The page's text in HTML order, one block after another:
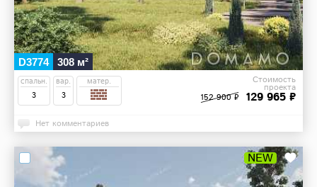
D3774 308 м²
спальн.
3
вар.
3
матер. Стоимость
проекта
152 900 ₽
129 965 ₽
Нет комментариев
NEW